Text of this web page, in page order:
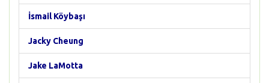
İsmail Köybaşı
Jacky Cheung
Jake LaMotta